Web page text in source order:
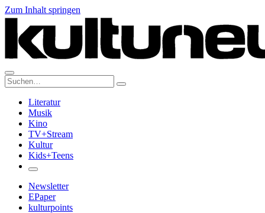
Zum Inhalt springen
Suche:
Literatur
Musik
Kino
TV+Stream
Kultur
Kids+Teens
Newsletter
EPaper
kulturpoints